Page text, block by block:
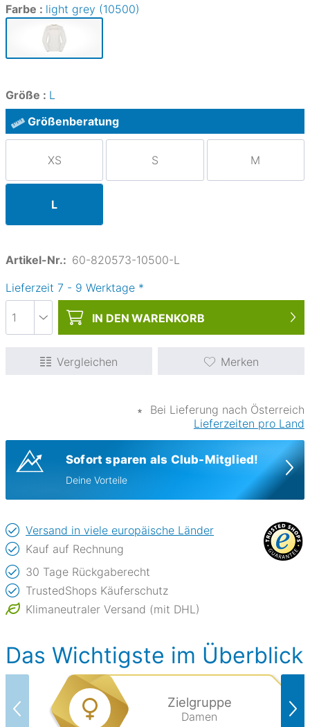
Farbe : light grey (10500)
Größe : L
Größenberatung
XS S M
L
Artikel-Nr.: 60-820573-10500-L
Lieferzeit 7 - 9 Werktage *
IN DEN WARENKORB
Vergleichen Merken
∗
Bei Lieferung nach Österreich
Lieferzeiten pro Land
Sofort sparen als Club-Mitglied!
Deine Vorteile
Versand in viele europäische Länder
Kauf auf Rechnung
30 Tage Rückgaberecht
TrustedShops Käuferschutz
Klimaneutraler Versand (mit DHL)
Das Wichtigste im Überblick
Zielgruppe
Damen